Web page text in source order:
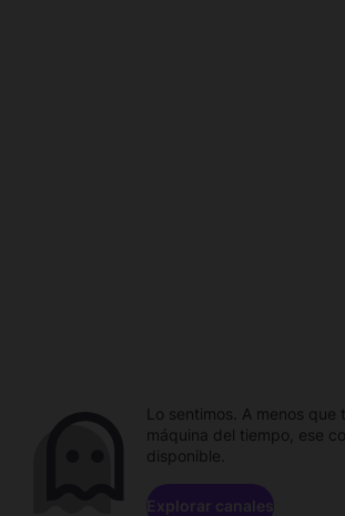
Lo sentimos. A menos que
máquina del tiempo, ese
disponible.
Explorar canales